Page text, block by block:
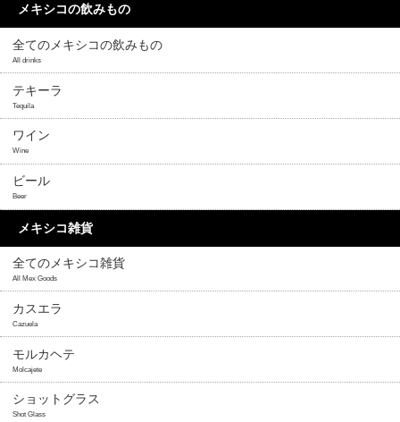
メキシコの飲みもの
全てのメキシコの飲みもの
All drinks
テキーラ
Tequila
ワイン
Wine
ビール
Beer
メキシコ雑貨
全てのメキシコ雑貨
All Mex Goods
カスエラ
Cazuela
モルカヘテ
Molcajete
ショットグラス
Shot Glass